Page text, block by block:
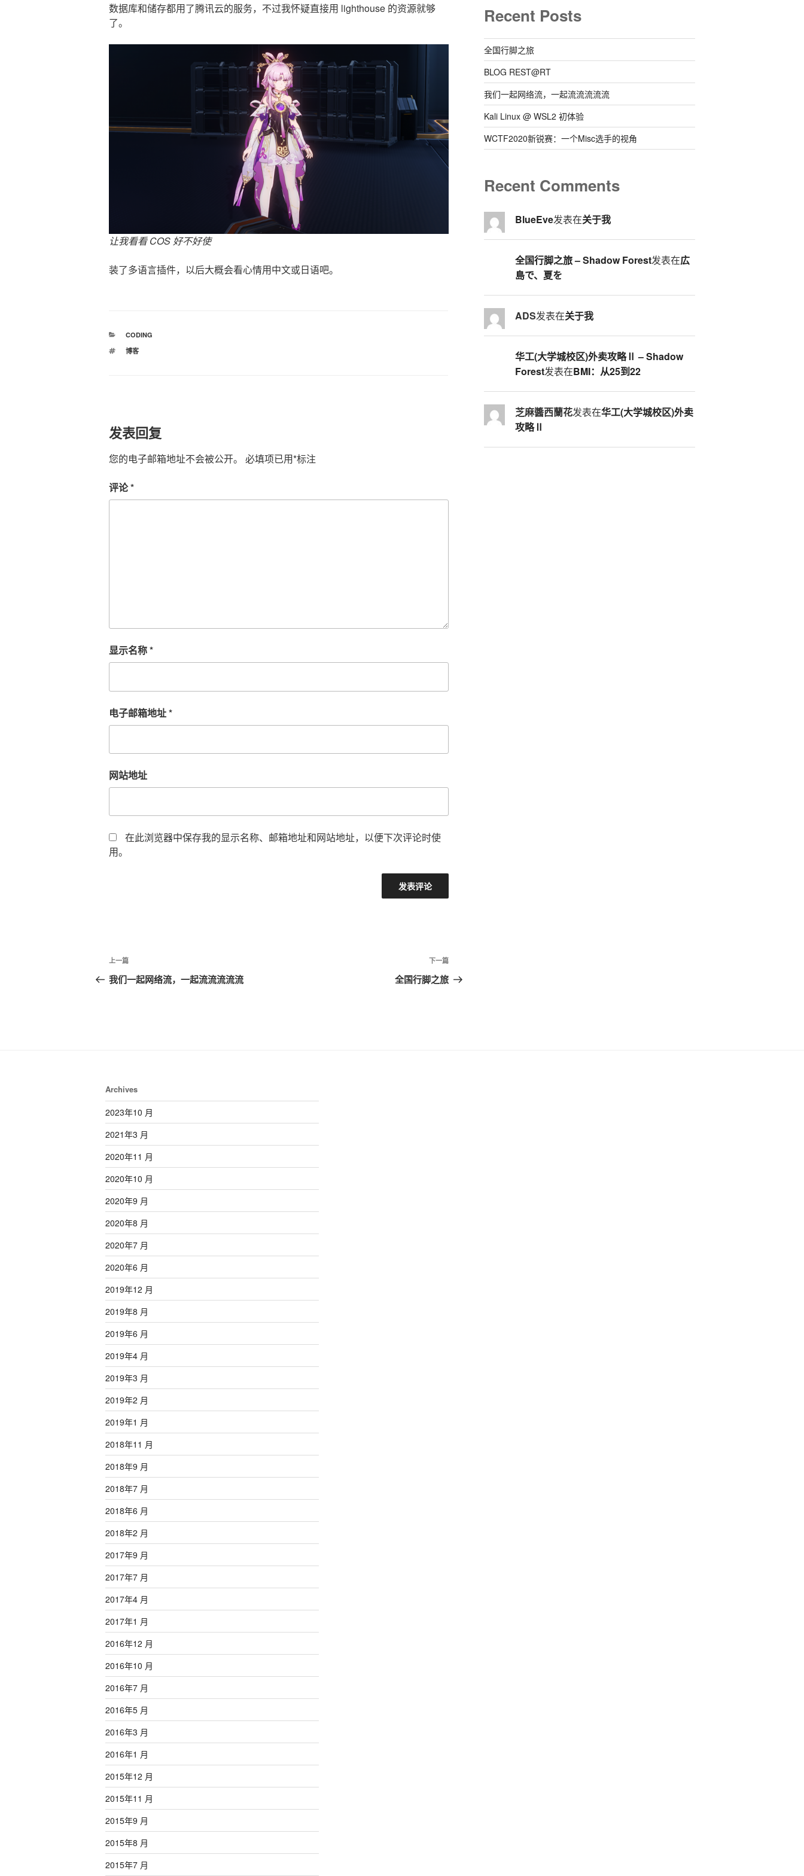
数据库和储存都用了腾讯云的服务，不过我怀疑直接用 lighthouse 的资源就够
了。
让我看看 COS 好不好使
装了多语言插件，以后大概会看心情用中文或日语吧。
分
CODING
标
博客
发表回复
您的电子邮箱地址不会被公开。 必填项已用*标注
评论*
显示名称*
电子邮箱地址*
网站地址
在此浏览器中保存我的显示名称、邮箱地址和网站地址，以便下次评论时使
用。
文
章
上
一
上一篇
我们一起网络流，一起流流流流流
下
一
下一篇
全国行脚之旅
Recent Posts
全国行脚之旅
BLOG REST@RT
我们一起网络流，一起流流流流流
Kali Linux @ WSL2 初体验
WCTF2020新锐赛：一个Misc选手的视角
Recent Comments
BlueEve发表在关于我
全国行脚之旅 – Shadow Forest发表在広
島で、夏を
ADS发表在关于我
华工(大学城校区)外卖攻略Ⅱ – Shadow
Forest发表在BMI：从25到22
芝麻醬西蘭花发表在华工(大学城校区)外卖
攻略Ⅱ
Archives
2023年10 月
2021年3 月
2020年11 月
2020年10 月
2020年9 月
2020年8 月
2020年7 月
2020年6 月
2019年12 月
2019年8 月
2019年6 月
2019年4 月
2019年3 月
2019年2 月
2019年1 月
2018年11 月
2018年9 月
2018年7 月
2018年6 月
2018年2 月
2017年9 月
2017年7 月
2017年4 月
2017年1 月
2016年12 月
2016年10 月
2016年7 月
2016年5 月
2016年3 月
2016年1 月
2015年12 月
2015年11 月
2015年9 月
2015年8 月
2015年7 月